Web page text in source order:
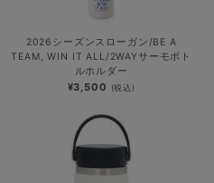
2026シーズンスローガン/BE A
TEAM, WIN IT ALL/2WAYサーモボト
ルホルダー
¥3,500 (税込)